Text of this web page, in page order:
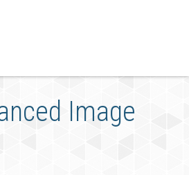
Image